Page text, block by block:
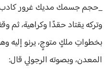
_حجم جسمك مديك غرور كادب
وتركه يقتاد حقدًا وكراهية،
بخطواتِ ملكٍ متوجٍ، يرنو إليه
المعدن، وبصوته الرجولي قال: